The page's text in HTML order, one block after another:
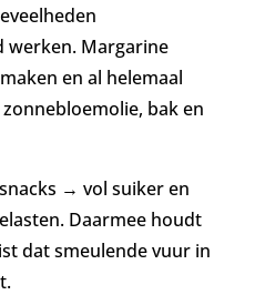
werken. Margarine
en al helemaal
bak en
→ vol suiker en
Daarmee houdt
dat smeulende vuur in